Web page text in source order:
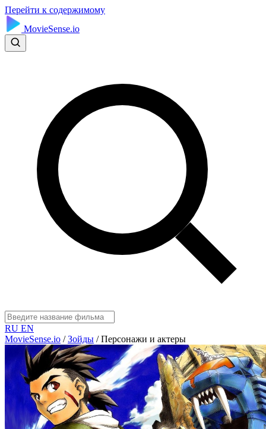
Перейти к содержимому
MovieSense.io
RU EN
MovieSense.io / Зойды / Персонажи и актеры